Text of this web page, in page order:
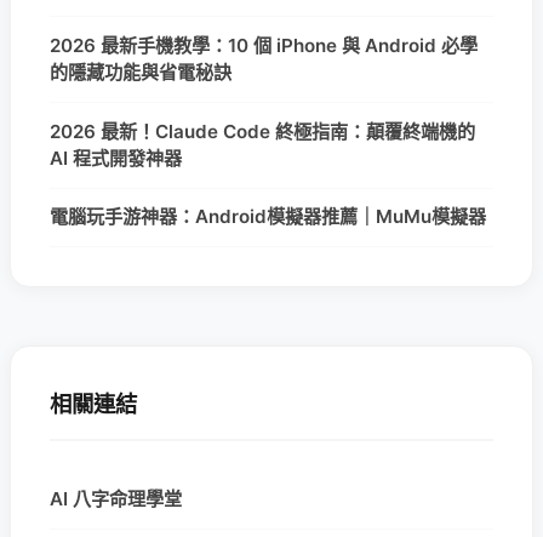
2026 最新手機教學：10 個 iPhone 與 Android 必學
的隱藏功能與省電秘訣
2026 最新！Claude Code 終極指南：顛覆終端機的
AI 程式開發神器
電腦玩手游神器：Android模擬器推薦｜MuMu模擬器
相關連結
AI 八字命理學堂